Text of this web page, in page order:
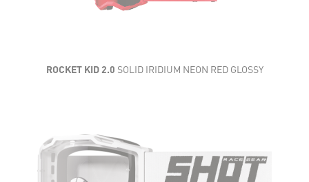
ROCKET KID 2.0 SOLID IRIDIUM NEON RED GLOSSY